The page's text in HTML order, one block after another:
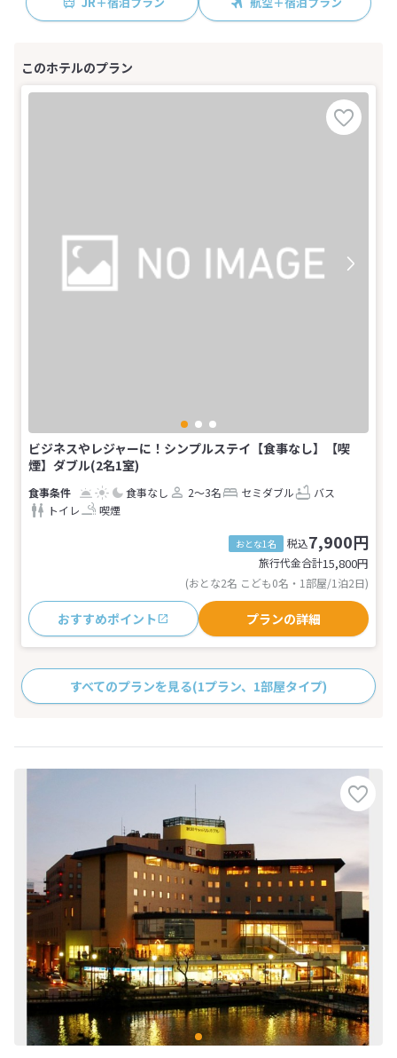
ビジネスやレジャーに！シンプルステイ【食事なし】【喫
煙】ダブル(2名1室)
食事なし 2～3名 セミダブル
バス
トイレ
喫煙
おとな1名 税込7,900円
旅行代金合計15,800円
(おとな2名 こども0名・1部屋/1泊2日)
おすすめポイント プランの詳細
すべてのプランを見る(1プラン、1部屋タイプ)